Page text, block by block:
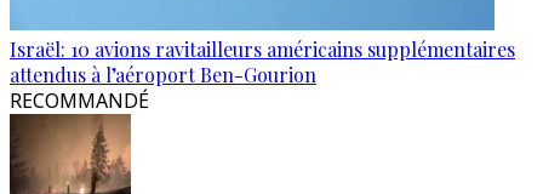
Israël: 10 avions ravitailleurs américains supplémentaires
attendus à l’aéroport Ben-Gourion
RECOMMANDÉ